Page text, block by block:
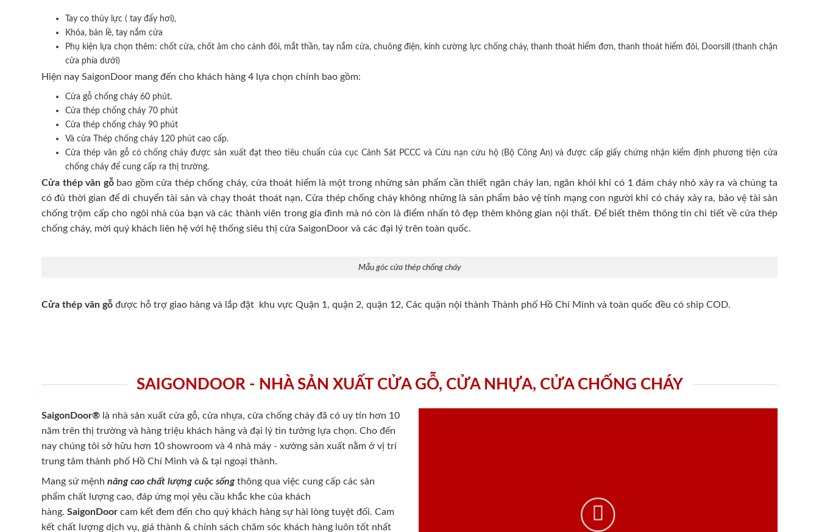
Tay co thủy lực ( tay đẩy hơi),
Khóa, bản lề, tay nắm cửa
Phụ kiện lựa chọn thêm: chốt cửa, chốt âm cho cánh đôi, mắt thần, tay nắm cửa, chuông điện, kính cường lực chống cháy, thanh thoát hiểm đơn, thanh thoát hiểm đôi, Doorsill (thanh chặn
cửa phía dưới)
Hiện nay SaigonDoor mang đến cho khách hàng 4 lựa chọn chính bao gồm:
Cửa gỗ chống cháy 60 phút.
Cửa thép chống cháy 70 phút
Cửa thép chống cháy 90 phút
Và cửa Thép chống cháy 120 phút cao cấp.
Cửa thép vân gỗ có chống cháy được sản xuất đạt theo tiêu chuẩn của cục Cảnh Sát PCCC và Cứu nạn cứu hộ (Bộ Công An) và được cấp giấy chứng nhận kiểm định phương tiện cửa
chống cháy để cung cấp ra thị trường.
Cửa thép vân gỗbao gồm cửa thép chống cháy, cửa thoát hiểm là một trong những sản phẩm cần thiết ngăn cháy lan, ngăn khói khi có 1 đám cháy nhỏ xảy ra và chúng ta
có đủ thời gian để di chuyển tài sản và chạy thoát thoát nạn. Cửa thép chống cháy không những là sản phẩm bảo vệ tính mạng con người khi có cháy xảy ra, bảo vệ tài sản
chống trộm cấp cho ngôi nhà của bạn và các thành viên trong gia đình mà nó còn là điểm nhấn tô đẹp thêm không gian nội thất. Để biết thêm thông tin chi tiết về cửa thép
chống cháy, mời quý khách liên hệ với hệ thống siêu thị cửa SaigonDoor và các đại lý trên toàn quốc.
Mẫu góc cửa thép chống cháy
Cửa thép vân gỗ được hỗ trợ giao hàng và lắp đặt khu vực Quận 1, quận 2, quận 12, Các quận nội thành Thành phố Hồ Chí Minh và toàn quốc đều có ship COD.
SAIGONDOOR - NHÀ SẢN XUẤT CỬA GỖ, CỬA NHỰA, CỬA CHỐNG CHÁY
SaigonDoor® là nhà sản xuất cửa gỗ, cửa nhựa, cửa chống cháy đã có uy tín hơn 10
năm trên thị trường và hàng triệu khách hàng và đại lý tin tưởng lựa chọn. Cho đến
nay chúng tôi sở hữu hơn 10 showroom và 4 nhà máy - xưởng sản xuất nằm ở vị trí
trung tâm thành phố Hồ Chí Minh và & tại ngoại thành.
Mang sứ mệnh nâng cao chất lượng cuộc sốngthông qua việc cung cấp các sản
phẩm chất lượng cao, đáp ứng mọi yêu cầu khắc khe của khách
hàng. SaigonDoor cam kết đem đến cho quý khách hàng sự hài lòng tuyệt đối. Cam
kết chất lượng dịch vụ, giá thành & chính sách chăm sóc khách hàng luôn tốt nhất